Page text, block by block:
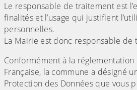
Le responsable de traitement est
finalités et l’usage qui justifient
personnelles.
La Mairie est donc responsable de
Conformément à la
Française, la commune a désigné
Protection des Données que vous